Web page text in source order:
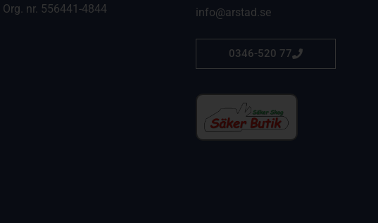
Org. nr. 556441-4844 info@arstad.se
0346-520 77